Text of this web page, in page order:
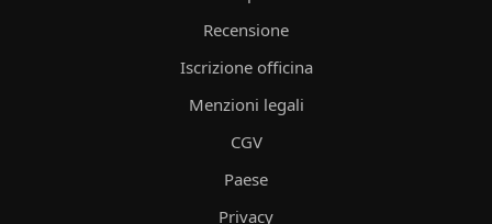
Recensione
Iscrizione officina
Menzioni legali
CGV
Paese
Privacy